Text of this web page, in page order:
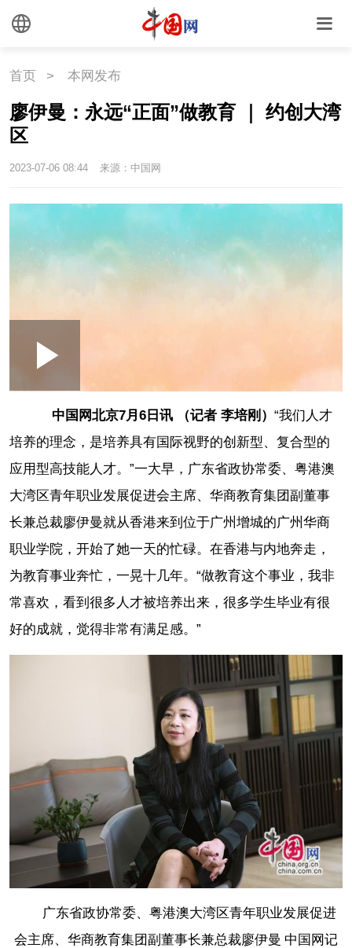
首页 > 本网发布
廖伊曼：永远“正面”做教育 ｜ 约创大湾
区
2023-07-06 08:44 来源：中国网
Play
Video
Picture
中国网北京7月6日讯 （记者 李培刚） “我们人才
培养的理念，是培养具有国际视野的创新型、复合型的
应用型高技能人才。”一大早，广东省政协常委、粤港澳
大湾区青年职业发展促进会主席、华商教育集团副董事
长兼总裁廖伊曼就从香港来到位于广州增城的广州华商
职业学院，开始了她一天的忙碌。在香港与内地奔走，
为教育事业奔忙，一晃十几年。“做教育这个事业，我非
常喜欢，看到很多人才被培养出来，很多学生毕业有很
好的成就，觉得非常有满足感。”
广东省政协常委、粤港澳大湾区青年职业发展促进
会主席、华商教育集团副董事长兼总裁廖伊曼 中国网记